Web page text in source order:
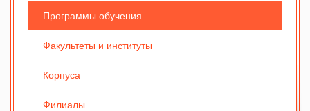
Программы обучения
Факультеты и институты
Корпуса
Филиалы